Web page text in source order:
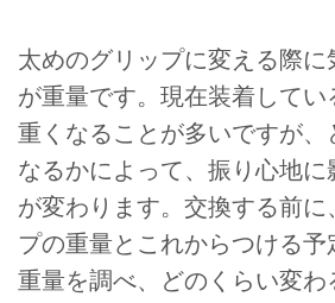
太めのグリップに変える際に
が重量です。現在装着してい
重くなることが多いですが、
なるかによって、振り心地に
が変わります。交換する前に
プの重量とこれからつける予
重量を調べ、どのくらい変わ